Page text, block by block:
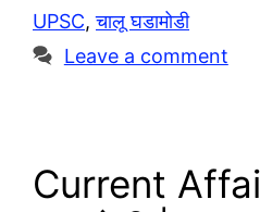
a
m
A
p
L
i
r
e
UPSC,चालू घडामोडी
Leave a comment
Current